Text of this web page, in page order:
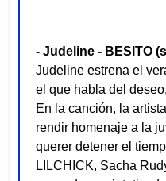
- Judeline - BESITO
Judeline estrena el
el que habla del
En la canción, la
rendir homenaje a la
querer detener el
LILCHICK, Sacha